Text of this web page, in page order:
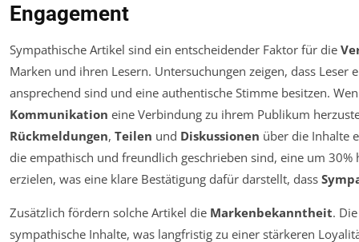
Engagement
Sympathische Artikel sind ein entscheidender Faktor für die
Marken und ihren Lesern. Untersuchungen zeigen, dass
ansprechend sind und eine authentische Stimme besitzen.
Kommunikation eine Verbindung zu ihrem Publikum
Rückmeldungen, Teilen und Diskussionen über die Inhalte
die empathisch und freundlich geschrieben sind, eine um
erzielen, was eine klare Bestätigung dafür darstellt, dass
Zusätzlich fördern solche Artikel die Markenbekanntheit.
sympathische Inhalte, was langfristig zu einer stärkeren